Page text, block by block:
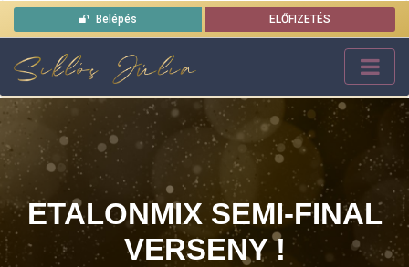
Belépés ELŐFIZETÉS
ETALONMIX SEMI-FINAL
VERSENY !